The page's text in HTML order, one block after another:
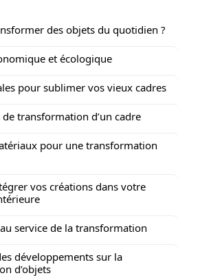
des objets du quotidien ?
et écologique
pour sublimer vos vieux cadres
de transformation d’un cadre
pour une transformation
vos créations dans votre
service de la transformation
développements sur la
d’objets